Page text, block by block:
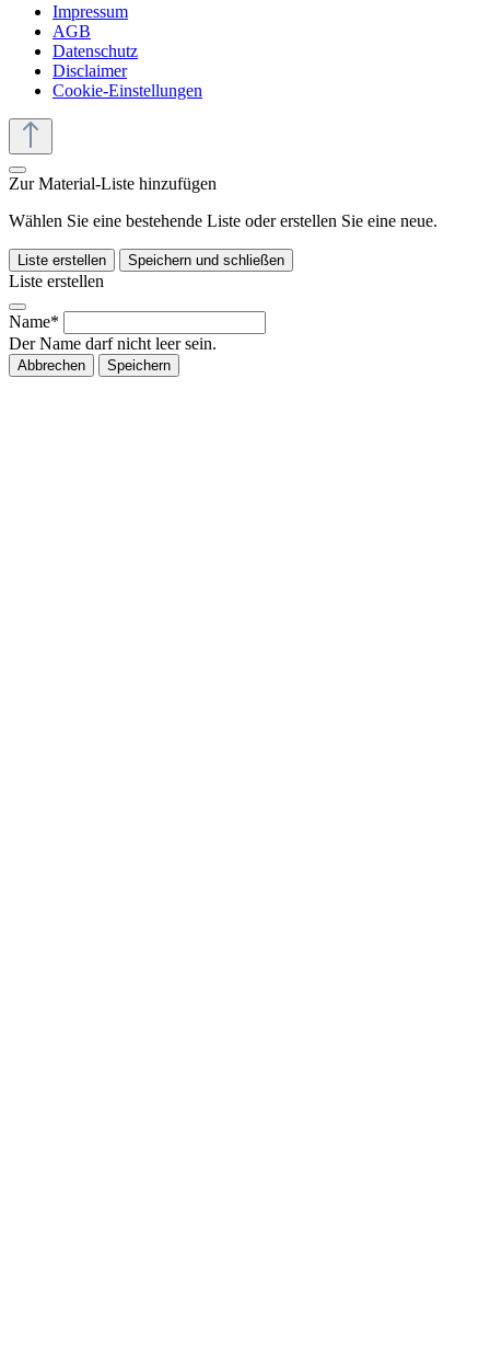
Impressum
AGB
Datenschutz
Disclaimer
Cookie-Einstellungen
Zur Material-Liste hinzufügen
Wählen Sie eine bestehende Liste oder erstellen Sie eine neue.
Liste erstellen Speichern und schließen
Liste erstellen
Name*
Der Name darf nicht leer sein.
Abbrechen Speichern